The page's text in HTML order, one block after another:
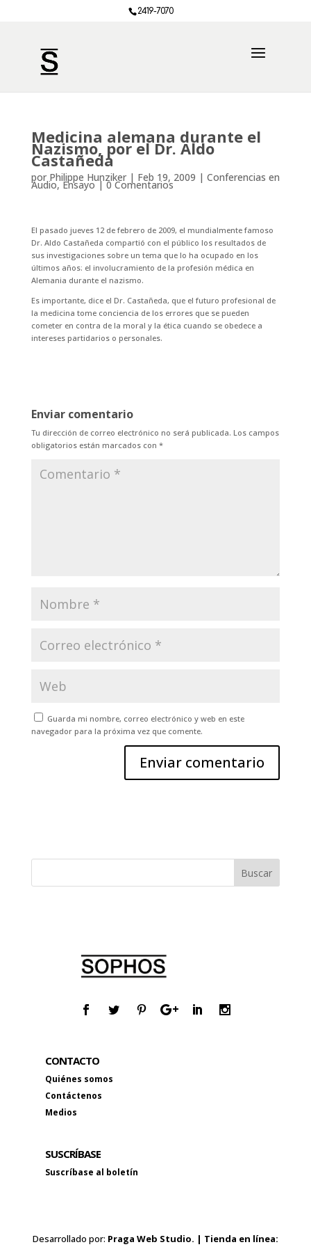
2419-7070
Medicina alemana durante el
Nazismo, por el Dr. Aldo
Castañeda
por Philippe Hunziker| Feb 19, 2009 | Conferencias en
Audio,Ensayo|0 Comentarios
El pasado jueves 12 de febrero de 2009, el mundialmente famoso
Dr. Aldo Castañeda compartió con el público los resultados de
sus investigaciones sobre un tema que lo ha ocupado en los
últimos años: el involucramiento de la profesión médica en
Alemania durante el nazismo.
Es importante, dice el Dr. Castañeda, que el futuro profesional de
la medicina tome conciencia de los errores que se pueden
cometer en contra de la moral y la ética cuando se obedece a
intereses partidarios o personales.
Enviar comentario
Tu dirección de correo electrónico no será publicada. Los campos
obligatorios están marcados con *
Guarda mi nombre, correo electrónico y web en este
navegador para la próxima vez que comente.
CONTACTO
Quiénes somos
Contáctenos
Medios
SUSCRÍBASE
Suscríbase al boletín
Desarrollado por: Praga Web Studio. | Tienda en línea: